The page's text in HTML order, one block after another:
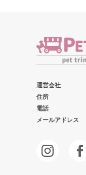
運営会社
住所
電話
メールアドレス